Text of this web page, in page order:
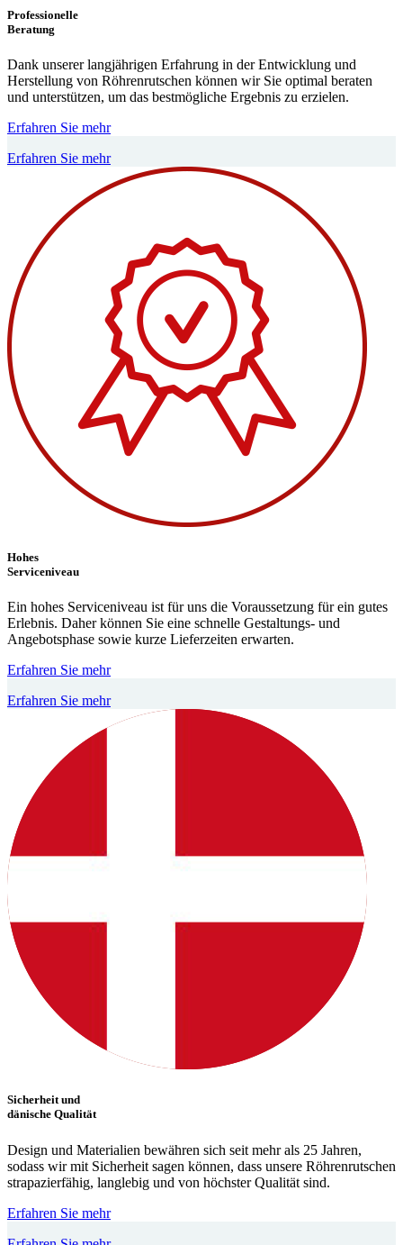
Professionelle
Beratung
Dank unserer langjährigen Erfahrung in der Entwicklung und
Herstellung von Röhrenrutschen können wir Sie optimal beraten
und unterstützen, um das bestmögliche Ergebnis zu erzielen.
Erfahren Sie mehr
Erfahren Sie mehr
Hohes
Serviceniveau
Ein hohes Serviceniveau ist für uns die Voraussetzung für ein gutes
Erlebnis. Daher können Sie eine schnelle Gestaltungs- und
Angebotsphase sowie kurze Lieferzeiten erwarten.
Erfahren Sie mehr
Erfahren Sie mehr
Sicherheit und
dänische Qualität
Design und Materialien bewähren sich seit mehr als 25 Jahren,
sodass wir mit Sicherheit sagen können, dass unsere Röhrenrutschen
strapazierfähig, langlebig und von höchster Qualität sind.
Erfahren Sie mehr